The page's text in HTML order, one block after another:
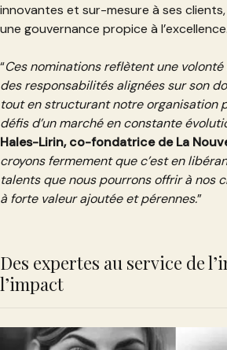
innovantes et sur-mesure à ses
une gouvernance propice à l’excellence.
“Ces nominations reflètent une
des responsabilités alignées sur son
tout en structurant notre organisation
défis d’un marché en constante
Hales-Lirin, co-fondatrice de La
croyons fermement que c’est en
talents que nous pourrons offrir à nos
à forte valeur ajoutée et pérennes.”
Des expertes au service de
l’impact